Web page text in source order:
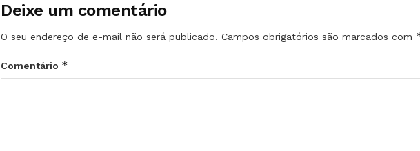
Deixe um comentário
O seu endereço de e-mail não será publicado. Campos obrigatórios são marcados com
Comentário *